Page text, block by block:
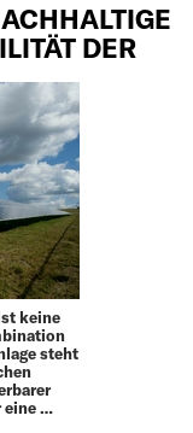
DER
keine
steht
eine …